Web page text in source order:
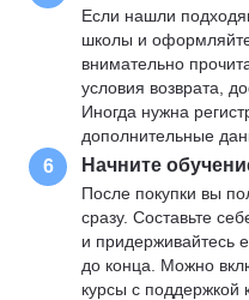
Если нашли
школы и
внимательно
условия возврата,
Иногда нужна
дополнительные
6 Начните
После покупки вы
сразу. Составьте
и придерживайтесь
до конца. Можно
курсы с поддержкой